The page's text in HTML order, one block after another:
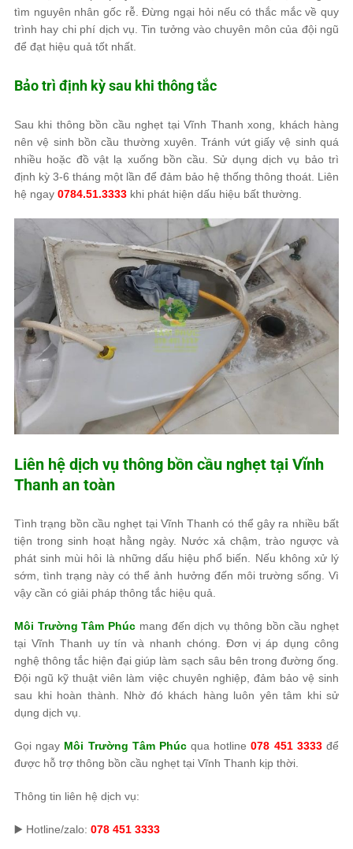
tìm nguyên nhân gốc rễ. Đừng ngại hỏi nếu có thắc mắc về quy
trình hay chi phí dịch vụ. Tin tưởng vào chuyên môn của đội ngũ
để đạt hiệu quả tốt nhất.
Bảo trì định kỳ sau khi thông tắc
Sau khi thông bồn cầu nghẹt tại Vĩnh Thanh xong, khách hàng
nên vệ sinh bồn cầu thường xuyên. Tránh vứt giấy vệ sinh quá
nhiều hoặc đồ vật lạ xuống bồn cầu. Sử dụng dịch vụ bảo trì
định kỳ 3-6 tháng một lần để đảm bảo hệ thống thông thoát. Liên
hệ ngay 0784.51.3333 khi phát hiện dấu hiệu bất thường.
Liên hệ dịch vụ thông bồn cầu nghẹt tại Vĩnh
Thanh an toàn
Tình trạng bồn cầu nghẹt tại Vĩnh Thanh có thể gây ra nhiều bất
tiện trong sinh hoạt hằng ngày. Nước xả chậm, trào ngược và
phát sinh mùi hôi là những dấu hiệu phổ biến. Nếu không xử lý
sớm, tình trạng này có thể ảnh hưởng đến môi trường sống. Vì
vậy cần có giải pháp thông tắc hiệu quả.
Môi Trường Tâm Phúc mang đến dịch vụ thông bồn cầu nghẹt
tại Vĩnh Thanh uy tín và nhanh chóng. Đơn vị áp dụng công
nghệ thông tắc hiện đại giúp làm sạch sâu bên trong đường ống.
Đội ngũ kỹ thuật viên làm việc chuyên nghiệp, đảm bảo vệ sinh
sau khi hoàn thành. Nhờ đó khách hàng luôn yên tâm khi sử
dụng dịch vụ.
Gọi ngay Môi Trường Tâm Phúcqua hotline078 451 3333để
được hỗ trợ thông bồn cầu nghẹt tại Vĩnh Thanh kịp thời.
Thông tin liên hệ dịch vụ:
▶️ Hotline/zalo: 078 451 3333